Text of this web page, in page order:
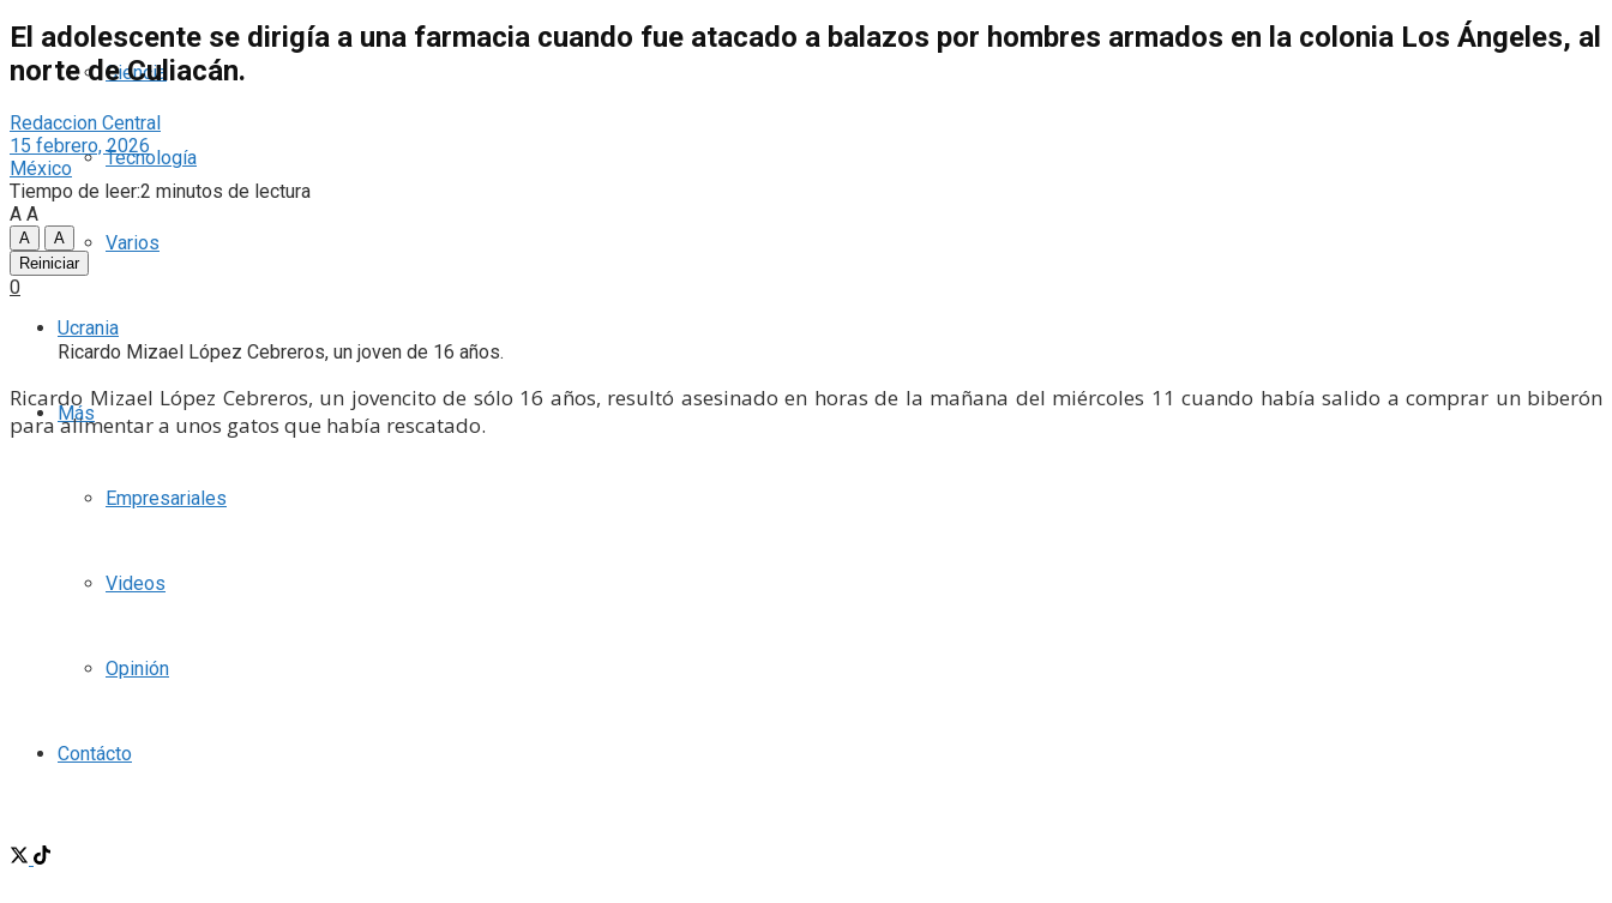
Ciencia
Tecnología
Varios
Ucrania
Más
Empresariales
Videos
Opinión
Contácto
El adolescente se dirigía a una farmacia cuando fue atacado a balazos por hombres armados en la colonia Los Ángeles, al
norte de Culiacán.
Redaccion Central
15 febrero, 2026
México
Tiempo de leer:2 minutos de lectura
A A
A
A
Reiniciar
0
Ricardo Mizael López Cebreros, un joven de 16 años.
Ricardo Mizael López Cebreros, un jovencito de sólo 16 años, resultó asesinado en horas de la mañana del miércoles 11 cuando había salido a comprar un biberón
para alimentar a unos gatos que había rescatado.